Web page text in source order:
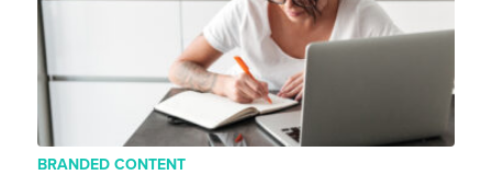
BRANDED CONTENT